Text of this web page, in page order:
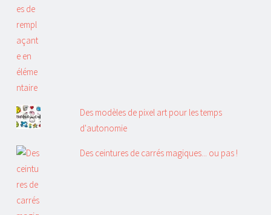
Des modèles de pixel art pour les temps
d'autonomie
Des ceintures de carrés magiques... ou pas !